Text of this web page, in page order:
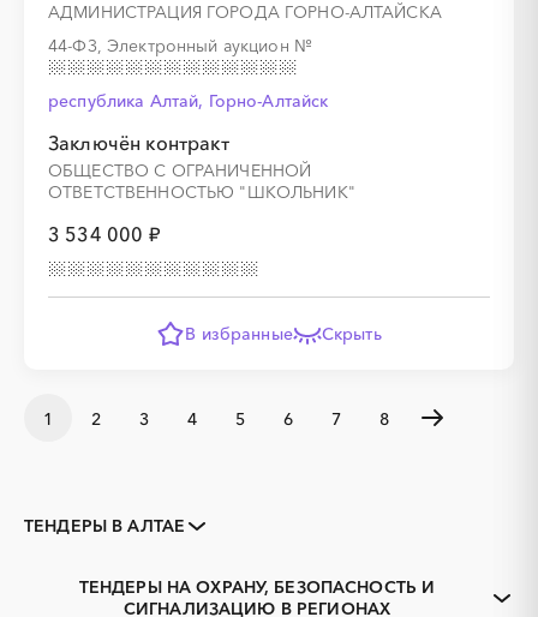
АДМИНИСТРАЦИЯ ГОРОДА ГОРНО-АЛТАЙСКА
44-ФЗ, Электронный аукцион №
республика Алтай, Горно-Алтайск
Заключён контракт
ОБЩЕСТВО С ОГРАНИЧЕННОЙ
ОТВЕТСТВЕННОСТЬЮ "ШКОЛЬНИК"
3 534 000 ₽
В избранные Скрыть
1 2 3 4 5 6 7 8
ТЕНДЕРЫ В АЛТАЕ
Тендеры заводов
1С
ТЕНДЕРЫ НА ОХРАНУ, БЕЗОПАСНОСТЬ И
СИГНАЛИЗАЦИЮ В РЕГИОНАХ